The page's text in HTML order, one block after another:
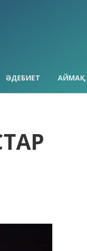
ӘДЕБИЕТ АЙМАҚ